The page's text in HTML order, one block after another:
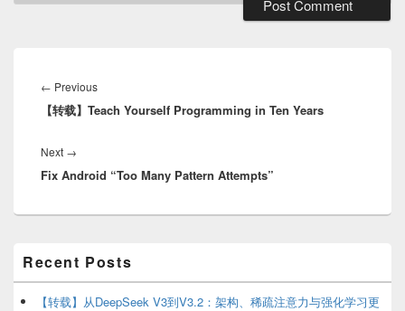
navigation
← PreviousPrevious
post:
【转载】Teach Yourself Programming in Ten Years
Next →
post:
Fix Android “Too Many Pattern Attempts”
Sidebar
Widget
Area
Recent Posts
【转载】从DeepSeek V3到V3.2：架构、稀疏注意力与强化学习更